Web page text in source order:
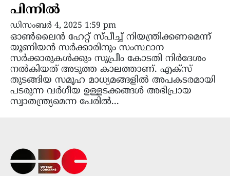
പിന്നിൽ
ഡിസംബർ 4, 2025 1:59 pm
ഓൺലൈൻ ഹേറ്റ് സ്‌പീച്ച് നിയന്ത്രിക്കണമെന്ന്
യൂണിയൻ സർക്കാരിനും സംസ്ഥാന
സർക്കാരുകൾക്കും സുപ്രീം കോടതി നിർദേശം
നൽകിയത് അടുത്ത കാലത്താണ്. എക്സ്
തുടങ്ങിയ സമൂഹ മാധ്യമങ്ങളിൽ അപകടരമായി
പടരുന്ന വർഗീയ ഉള്ളടക്കങ്ങൾ അഭിപ്രായ
സ്വാതന്ത്ര്യമെന്ന പേരിൽ...